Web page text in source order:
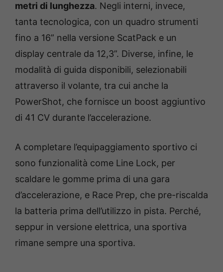
metri di lunghezza. Negli interni, invece,
tanta tecnologica, con un quadro strumenti
fino a 16” nella versione ScatPack e un
display centrale da 12,3”. Diverse, infine, le
modalità di guida disponibili, selezionabili
attraverso il volante, tra cui anche la
PowerShot, che fornisce un boost aggiuntivo
di 41 CV durante l’accelerazione.
A completare l’equipaggiamento sportivo ci
sono funzionalità come Line Lock, per
scaldare le gomme prima di una gara
d’accelerazione, e Race Prep, che pre-riscalda
la batteria prima dell’utilizzo in pista. Perché,
seppur in versione elettrica, una sportiva
rimane sempre una sportiva.